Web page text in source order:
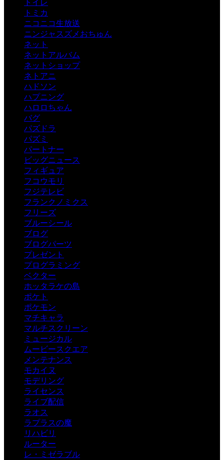
トイレ
トミカ
ニコニコ生放送
ニンジャスズメおちゅん
ネット
ネットアルバム
ネットショップ
ネトアニ
ハドソン
ハプニング
ハロロちゃん
バグ
パズドラ
パズミ
パートナー
ビッグニュース
フィギュア
フコウモリ
フジテレビ
フランクノミクス
フリーズ
ブルーシール
ブログ
ブログパーツ
プレゼント
プログラミング
ベクター
ホッタラケの島
ポケト
ポケモン
マチキャラ
マルチスクリーン
ミュージカル
ムービースクエア
メンテナンス
モカイヌ
モデリング
ライセンス
ライブ配信
ラオス
ラプラスの魔
リハビリ
ルーター
レ・ミゼラブル